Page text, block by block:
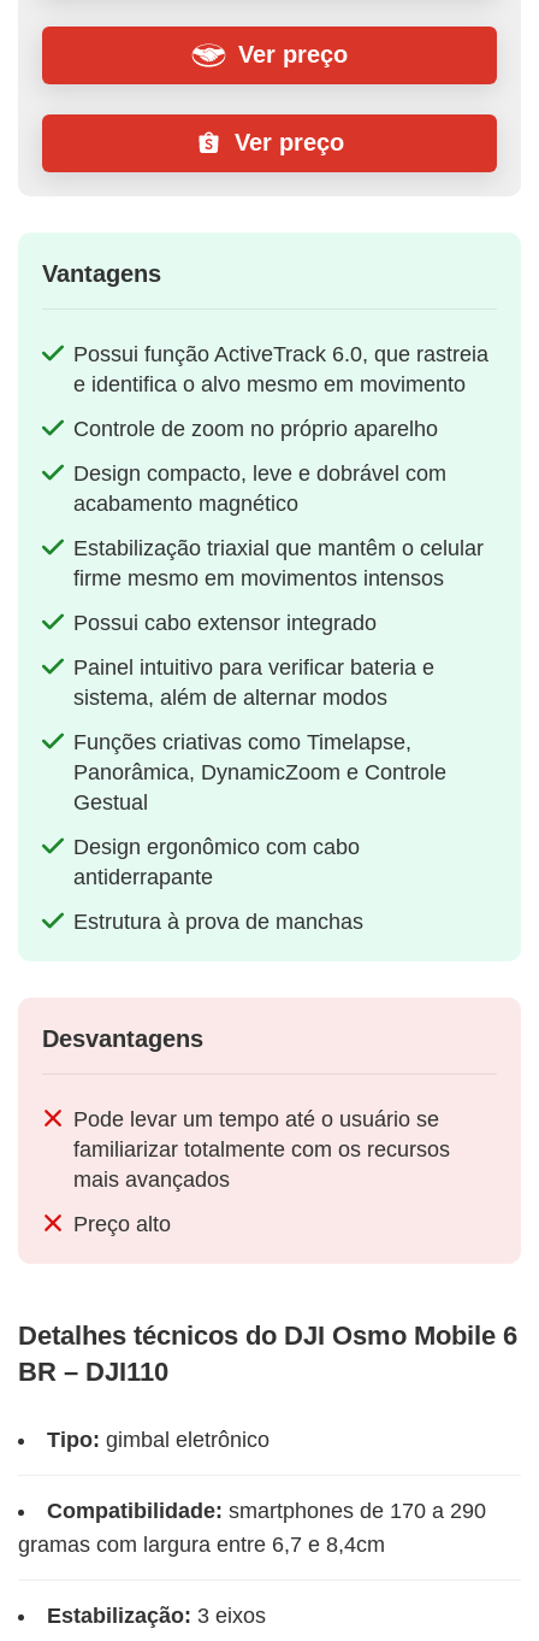
Ver preço
Ver preço
Vantagens
Possui função ActiveTrack 6.0, que rastreia
e identifica o alvo mesmo em movimento
Controle de zoom no próprio aparelho
Design compacto, leve e dobrável com
acabamento magnético
Estabilização triaxial que mantêm o celular
firme mesmo em movimentos intensos
Possui cabo extensor integrado
Painel intuitivo para verificar bateria e
sistema, além de alternar modos
Funções criativas como Timelapse,
Panorâmica, DynamicZoom e Controle
Gestual
Design ergonômico com cabo
antiderrapante
Estrutura à prova de manchas
Desvantagens
Pode levar um tempo até o usuário se
familiarizar totalmente com os recursos
mais avançados
Preço alto
Detalhes técnicos do DJI Osmo Mobile 6
BR – DJI110
Tipo: gimbal eletrônico
Compatibilidade: smartphones de 170 a 290
gramas com largura entre 6,7 e 8,4cm
Estabilização: 3 eixos